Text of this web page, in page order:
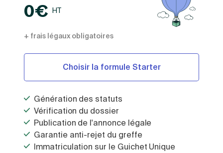
0€ HT
+ frais légaux obligatoires
Choisir la formule Starter
Génération des statuts
Vérification du dossier
Publication de l'annonce légale
Garantie anti-rejet du greffe
Immatriculation sur le Guichet Unique